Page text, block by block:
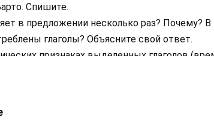
Спишите.
в предложении несколько раз? Почему?
глаголы? Объясните свой ответ.
признаках выделенных глаголов
в настоящем времени.